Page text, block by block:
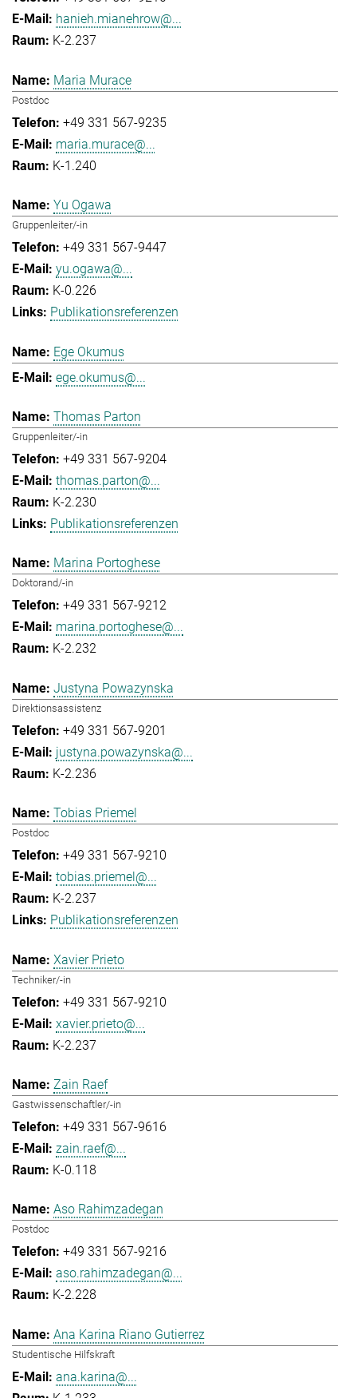
hanieh.mianehrow@...
K-2.237
Maria Murace
Postdoc
+49 331 567-9235
maria.murace@...
K-1.240
Yu Ogawa
Gruppenleiter/-in
+49 331 567-9447
yu.ogawa@...
K-0.226
Publikationsreferenzen
Ege Okumus
ege.okumus@...
Thomas Parton
Gruppenleiter/-in
+49 331 567-9204
thomas.parton@...
K-2.230
Publikationsreferenzen
Marina Portoghese
Doktorand/-in
+49 331 567-9212
marina.portoghese@...
K-2.232
Justyna Powazynska
Direktionsassistenz
+49 331 567-9201
justyna.powazynska@...
K-2.236
Tobias Priemel
Postdoc
+49 331 567-9210
tobias.priemel@...
K-2.237
Publikationsreferenzen
Xavier Prieto
Techniker/-in
+49 331 567-9210
xavier.prieto@...
K-2.237
Zain Raef
Gastwissenschaftler/-in
+49 331 567-9616
zain.raef@...
K-0.118
Aso Rahimzadegan
Postdoc
+49 331 567-9216
aso.rahimzadegan@...
K-2.228
Ana Karina Riano Gutierrez
Studentische Hilfskraft
ana.karina@...